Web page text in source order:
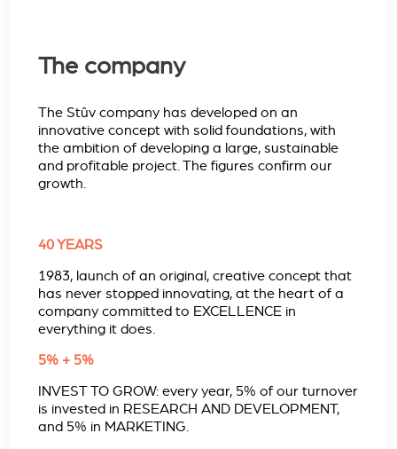
The company
The Stûv company has developed on an
innovative concept with solid foundations, with
the ambition of developing a large, sustainable
and profitable project. The figures confirm our
growth.
40 YEARS
1983, launch of an original, creative concept that
has never stopped innovating, at the heart of a
company committed to EXCELLENCE in
everything it does.
5% + 5%
INVEST TO GROW: every year, 5% of our turnover
is invested in RESEARCH AND DEVELOPMENT,
and 5% in MARKETING.